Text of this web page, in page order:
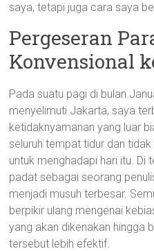
saya, tetapi juga cara saya
Pergeseran
Konvensional
Pada suatu pagi di bulan
menyelimuti Jakarta, saya
ketidaknyamanan yang luar
seluruh tempat tidur dan
untuk menghadapi hari itu. Di
padat sebagai seorang
menjadi musuh terbesar.
berpikir ulang mengenai
yang akan dikenakan hingga
tersebut lebih efektif.